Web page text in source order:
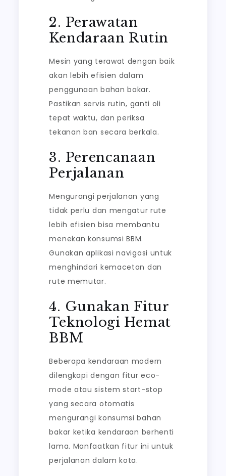
2. Perawatan
Kendaraan Rutin
Mesin yang terawat dengan baik
akan lebih efisien dalam
penggunaan bahan bakar.
Pastikan servis rutin, ganti oli
tepat waktu, dan periksa
tekanan ban secara berkala.
3. Perencanaan
Perjalanan
Mengurangi perjalanan yang
tidak perlu dan mengatur rute
lebih efisien bisa membantu
menekan konsumsi BBM.
Gunakan aplikasi navigasi untuk
menghindari kemacetan dan
rute memutar.
4. Gunakan Fitur
Teknologi Hemat
BBM
Beberapa kendaraan modern
dilengkapi dengan fitur eco-
mode atau sistem start-stop
yang secara otomatis
mengurangi konsumsi bahan
bakar ketika kendaraan berhenti
lama. Manfaatkan fitur ini untuk
perjalanan dalam kota.